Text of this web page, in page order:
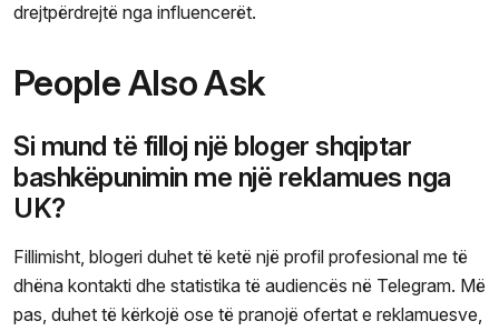
drejtpërdrejtë nga influencerët.
People Also Ask
Si mund të filloj një bloger shqiptar
bashkëpunimin me një reklamues nga
UK?
Fillimisht, blogeri duhet të ketë një profil profesional me të
dhëna kontakti dhe statistika të audiencës në Telegram. Më
pas, duhet të kërkojë ose të pranojë ofertat e reklamuesve,